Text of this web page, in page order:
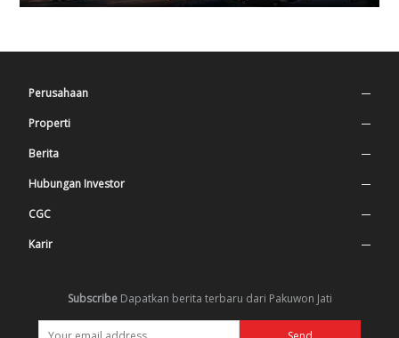
Perusahaan
Profil Perusahaan
Nilai Perusahaan
Sejarah
Manajemen
Struktur Organisasi
Struktur Group
Lembaga Profesional
Properti
Superblock
Tempat Tinggal
Mall & Hiburan
Perkantoran
Berita
Press Release
Berita Terbaru
Hubungan Investor
Informasi Saham
Annual Report
Company Update
Announcement
CGC
Tata Kelola Perusahaan
Karir
MagangSubscribeDapatkan berita terbaru dari Pakuwon Jati